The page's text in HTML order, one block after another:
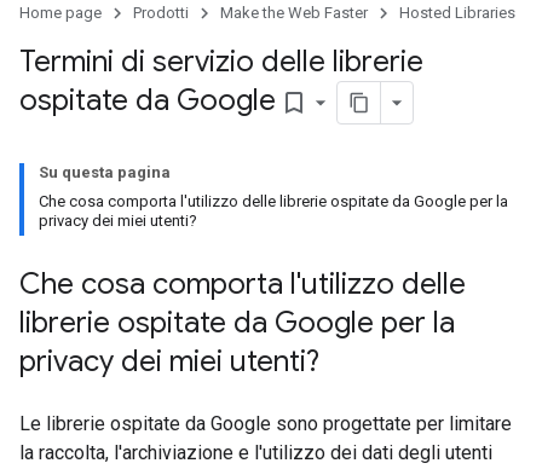
Home page Prodotti Make the Web Faster Hosted Libraries
Termini di servizio delle librerie
ospitate da Google bookmark_border
Su questa pagina
Che cosa comporta l'utilizzo delle librerie ospitate da Google per la
privacy dei miei utenti?
Che cosa comporta l'utilizzo delle
librerie ospitate da Google per la
privacy dei miei utenti?
Le librerie ospitate da Google sono progettate per limitare
la raccolta, l'archiviazione e l'utilizzo dei dati degli utenti